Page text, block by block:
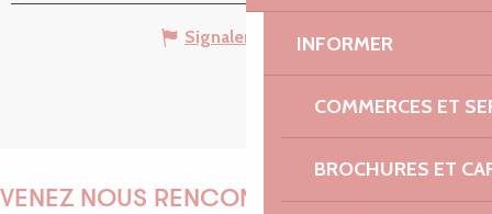
INFORMER
COMMERCES ET
BROCHURES ET
Signaler une erreur
VENEZ NOUS RENCONTRER !